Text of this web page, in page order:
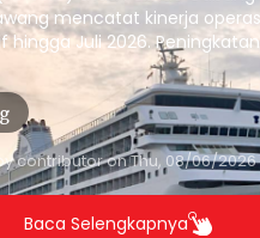
mencatat kinerja
hingga Juli 2026.
yang mencapai 1,48 juta
atau tumbuh 12,4 persen
periode yang sama tahun
sebesar 1,32 juta GT.
contributoronThu, 08/06/2026
Baca Selengkapnya